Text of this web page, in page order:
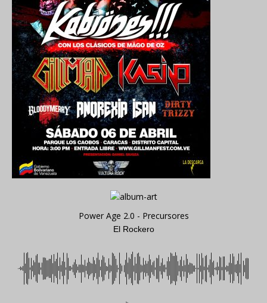
Power Age 2.0 - Precursores
El Rockero